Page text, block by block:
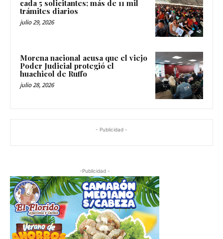
cada 5 solicitantes; más de 11 mil
trámites diarios
julio 29, 2026
Morena nacional acusa que el viejo
Poder Judicial protegió el
huachicol de Ruffo
julio 28, 2026
- Publicidad -
-Publicidad -